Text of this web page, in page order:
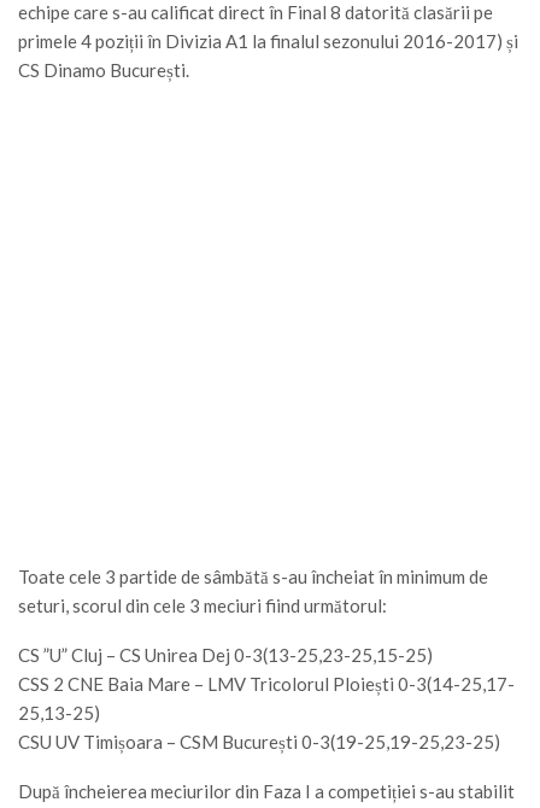
echipe care s-au calificat direct în Final 8 datorită clasării pe
primele 4 poziții în Divizia A1 la finalul sezonului 2016-2017) și
CS Dinamo București.
Toate cele 3 partide de sâmbătă s-au încheiat în minimum de
seturi, scorul din cele 3 meciuri fiind următorul:
CS ”U” Cluj – CS Unirea Dej 0-3(13-25,23-25,15-25)
CSS 2 CNE Baia Mare – LMV Tricolorul Ploiești 0-3(14-25,17-
25,13-25)
CSU UV Timișoara – CSM București 0-3(19-25,19-25,23-25)
După încheierea meciurilor din Faza I a competiției s-au stabilit